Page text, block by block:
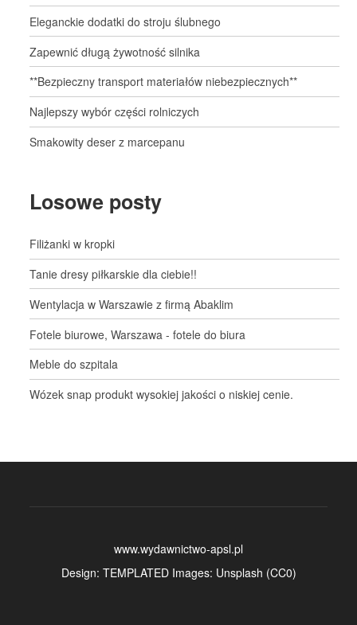
Eleganckie dodatki do stroju ślubnego
Zapewnić długą żywotność silnika
**Bezpieczny transport materiałów niebezpiecznych**
Najlepszy wybór części rolniczych
Smakowity deser z marcepanu
Losowe posty
Filiżanki w kropki
Tanie dresy piłkarskie dla ciebie!!
Wentylacja w Warszawie z firmą Abaklim
Fotele biurowe, Warszawa - fotele do biura
Meble do szpitala
Wózek snap produkt wysokiej jakości o niskiej cenie.
www.wydawnictwo-apsl.pl
Design: TEMPLATEDImages: Unsplash (CC0)